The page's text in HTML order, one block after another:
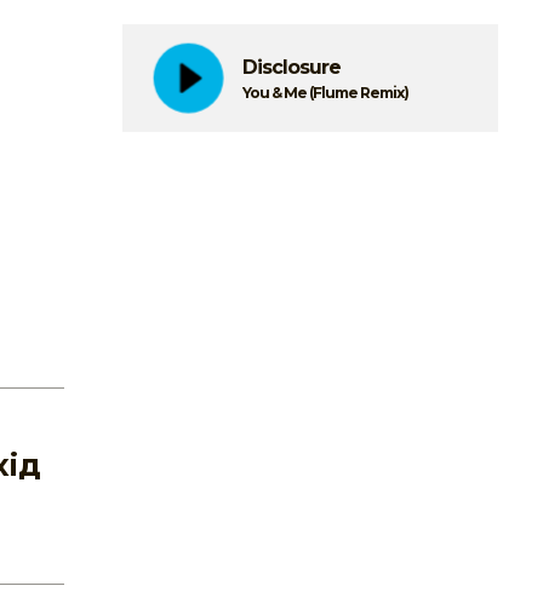
Disclosure
You & Me (Flume Remix)